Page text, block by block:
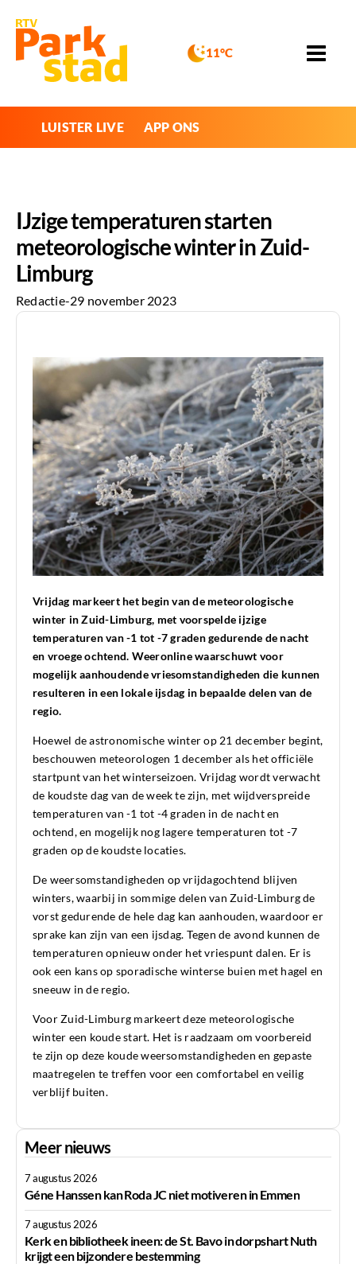
11°C
LUISTER LIVE APP ONS
IJzige temperaturen starten
meteorologische winter in Zuid-
Limburg
Redactie-29 november 2023
Vrijdag markeert het begin van de meteorologische
winter in Zuid-Limburg, met voorspelde ijzige
temperaturen van -1 tot -7 graden gedurende de nacht
en vroege ochtend. Weeronline waarschuwt voor
mogelijk aanhoudende vriesomstandigheden die kunnen
resulteren in een lokale ijsdag in bepaalde delen van de
regio.
Hoewel de astronomische winter op 21 december begint,
beschouwen meteorologen 1 december als het officiële
startpunt van het winterseizoen. Vrijdag wordt verwacht
de koudste dag van de week te zijn, met wijdverspreide
temperaturen van -1 tot -4 graden in de nacht en
ochtend, en mogelijk nog lagere temperaturen tot -7
graden op de koudste locaties.
De weersomstandigheden op vrijdagochtend blijven
winters, waarbij in sommige delen van Zuid-Limburg de
vorst gedurende de hele dag kan aanhouden, waardoor er
sprake kan zijn van een ijsdag. Tegen de avond kunnen de
temperaturen opnieuw onder het vriespunt dalen. Er is
ook een kans op sporadische winterse buien met hagel en
sneeuw in de regio.
Voor Zuid-Limburg markeert deze meteorologische
winter een koude start. Het is raadzaam om voorbereid
te zijn op deze koude weersomstandigheden en gepaste
maatregelen te treffen voor een comfortabel en veilig
verblijf buiten.
Meer nieuws
7 augustus 2026
Géne Hanssen kan Roda JC niet motiveren in Emmen
7 augustus 2026
Kerk en bibliotheek ineen: de St. Bavo in dorpshart Nuth
krijgt een bijzondere bestemming